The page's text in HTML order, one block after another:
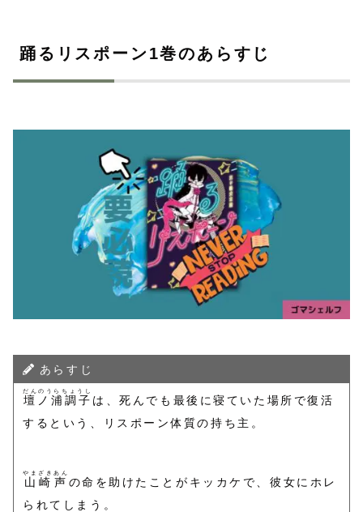
踊るリスポーン1巻のあらすじ
あらすじ
壇ノ浦調子
だんのうらちょうし
は、死んでも最後に寝ていた場所で復活
するという、リスポーン体質の持ち主。
山崎声
やまざきあん
の命を助けたことがキッカケで、彼女にホレ
られてしまう。